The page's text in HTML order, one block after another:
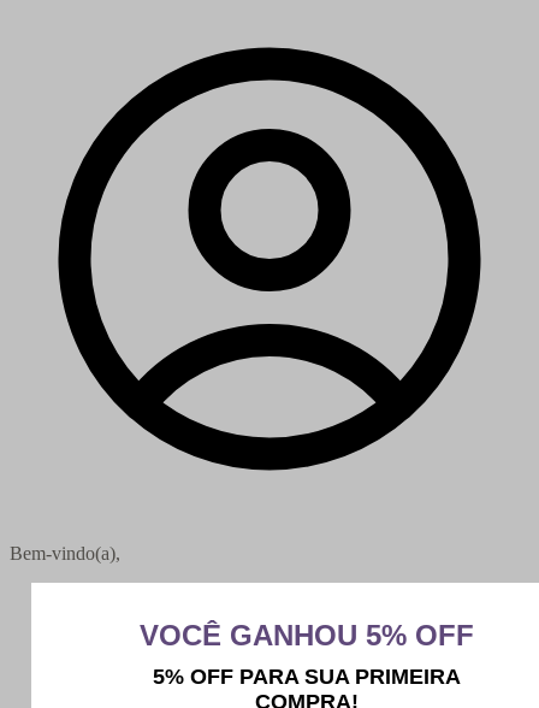
Bem-vindo(a),